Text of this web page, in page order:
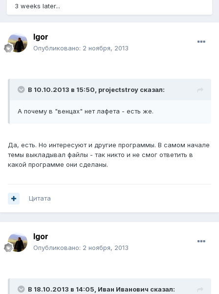
3 weeks later...
Igor
Опубликовано: 2 ноября, 2013
В 10.10.2013 в 15:50, projectstroy сказал:
А почему в "венцах" нет лафета - есть же.
Да, есть. Но интересуют и другие программы. В самом начале
темы выкладывал файлы - так никто и не смог ответить в
какой программе они сделаны.
Цитата
Igor
Опубликовано: 2 ноября, 2013
В 18.10.2013 в 14:05, Иван Иванович сказал: